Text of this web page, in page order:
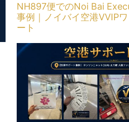
NH897便でのNoi Bai
事例｜ノイバイ空港VVIP
ート